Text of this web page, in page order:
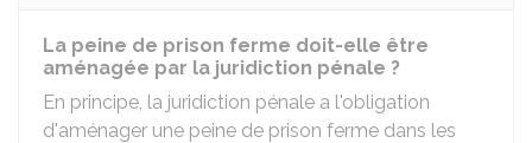
La peine de prison ferme doit-elle être
aménagée par la juridiction pénale ?
En principe, la juridiction pénale a l'obligation
d'aménager une peine de prison ferme dans les